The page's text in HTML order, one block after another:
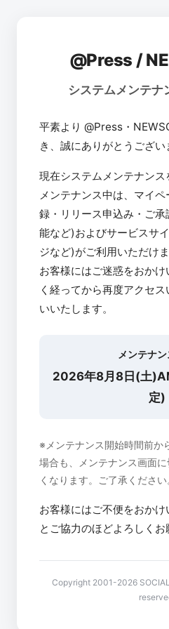
@Press /
システムメンテナ
平素より @Press・
き、誠にありがとうござい
現在システムメンテナンス
メンテナンス中は、マイ
録・リリース申込み・ご
能など)およびサービスサ
ジなど)がご利用いただけま
お客様にはご迷惑をおか
く経ってから再度アクセ
いいたします。
メンテナ
2026年8月8日(土
定)
※メンテナンス開始時間前か
場合も、メンテナンス画面
くなります。ご了承ください
お客様にはご不便をおか
とご協力のほどよろしくお
Copyright 2001-2026